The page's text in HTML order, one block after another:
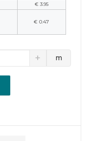
€ 3.95
€ 0.47
m